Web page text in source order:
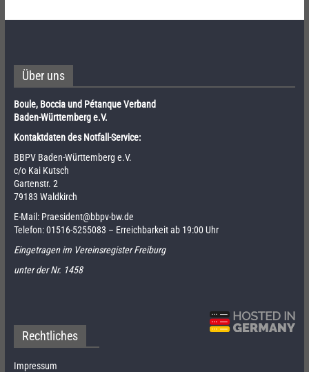
Über uns
Boule, Boccia und Pétanque Verband
Baden-Württemberg e.V.
Kontaktdaten des Notfall-Service:
BBPV Baden-Württemberg e.V.
c/o Kai Kutsch
Gartenstr. 2
79183 Waldkirch
E-Mail: Praesident@bbpv-bw.de
Telefon:01516-5255083 – Erreichbarkeit ab 19:00 Uhr
Eingetragen im Vereinsregister Freiburg
unter der Nr. 1458
Rechtliches
Impressum